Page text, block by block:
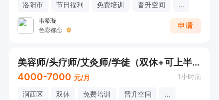
洛阳市 节日福利 免费培训 晋升空间 ...
韦希璇
色彩都恋
申请
美容师/头疗师/艾灸师/学徒（双休+可上半天班）
4000-7000 元/月 1小时前
涧西区 双休 免费培训 晋升空间 ...